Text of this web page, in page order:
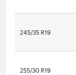
245/35 R19
255/30 R19